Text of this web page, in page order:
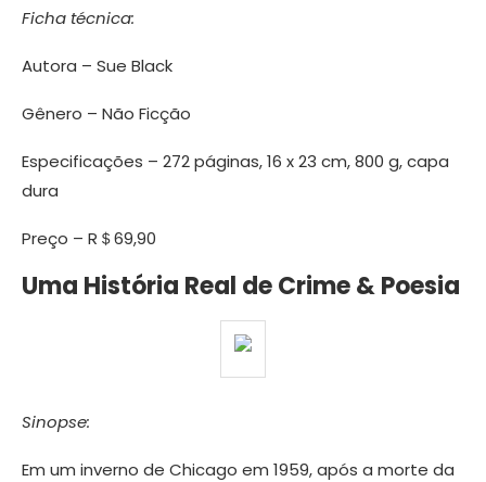
Ficha técnica:
Autora – Sue Black
Gênero – Não Ficção
Especificações – 272 páginas, 16 x 23 cm, 800 g, capa
dura
Preço – R＄69,90
Uma História Real de Crime & Poesia
Sinopse:
Em um inverno de Chicago em 1959, após a morte da